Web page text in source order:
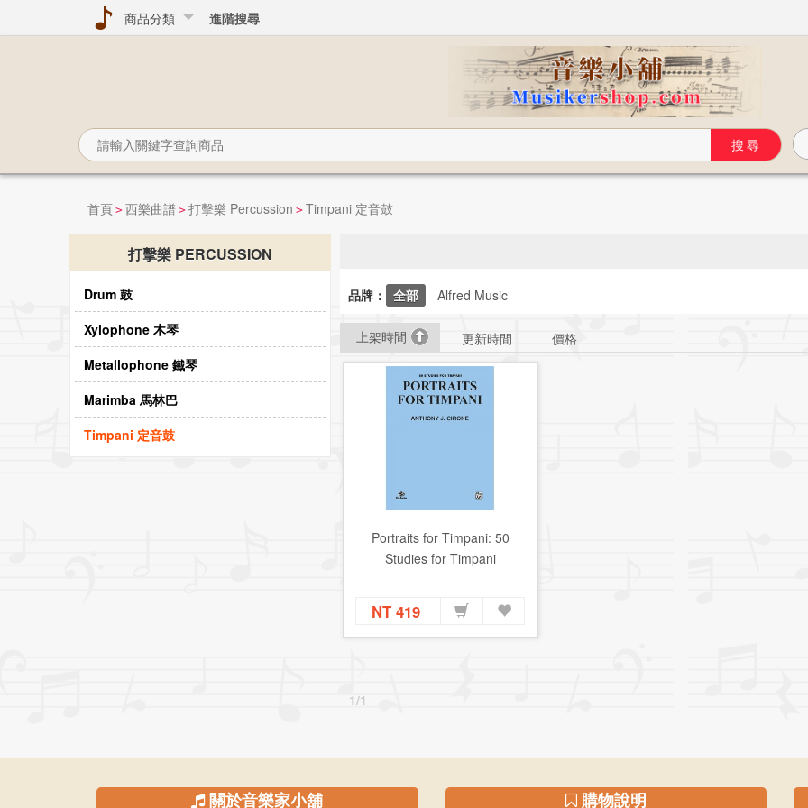
商品分類 進階搜尋
首頁 > 西樂曲譜 > 打擊樂 Percussion > Timpani 定音鼓
打擊樂 PERCUSSION
Drum 鼓
Xylophone 木琴
Metallophone 鐵琴
Marimba 馬林巴
Timpani 定音鼓
品牌： 全部 Alfred Music
上架時間 更新時間 價格
Portraits for Timpani: 50
Studies for Timpani
NT 419
1/1
關於音樂家小舖 購物說明